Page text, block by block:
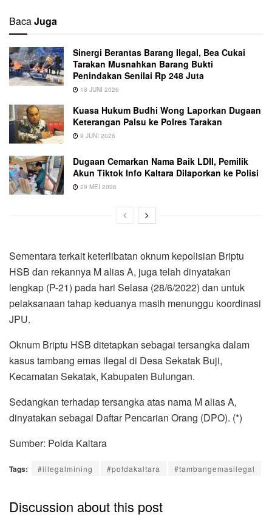
BacaJuga
Sinergi Berantas Barang Ilegal, Bea Cukai
Tarakan Musnahkan Barang Bukti
Penindakan Senilai Rp 248 Juta
18 JUNI 2026
Kuasa Hukum Budhi Wong Laporkan Dugaan
Keterangan Palsu ke Polres Tarakan
9 JUNI 2026
Dugaan Cemarkan Nama Baik LDII, Pemilik
Akun Tiktok Info Kaltara Dilaporkan ke Polisi
29 MEI 2026
Sementara terkait keterlibatan oknum kepolisian Briptu
HSB dan rekannya M alias A, juga telah dinyatakan
lengkap (P-21) pada hari Selasa (28/6/2022) dan untuk
pelaksanaan tahap keduanya masih menunggu koordinasi
JPU.
Oknum Briptu HSB ditetapkan sebagai tersangka dalam
kasus tambang emas ilegal di Desa Sekatak Buji,
Kecamatan Sekatak, Kabupaten Bulungan.
Sedangkan terhadap tersangka atas nama M alias A,
dinyatakan sebagai Daftar Pencarian Orang (DPO). (*)
Sumber: Polda Kaltara
Tags: #illegalmining #poldakaltara #tambangemasilegal
Discussion about this post